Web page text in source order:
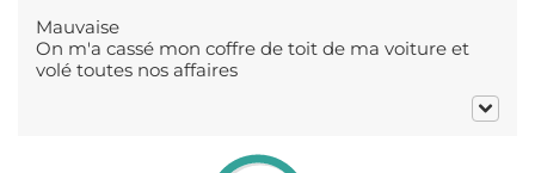
Mauvaise
On m'a cassé mon coffre de toit de ma voiture et
volé toutes nos affaires